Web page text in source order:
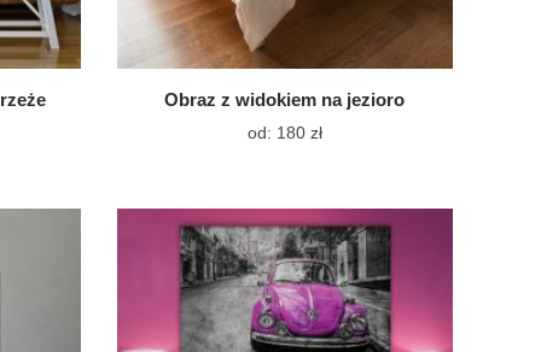
Obraz z widokiem na jezioro
od: 180 złTen
wiele
wariantów.
Opcje
można
wybrać
na